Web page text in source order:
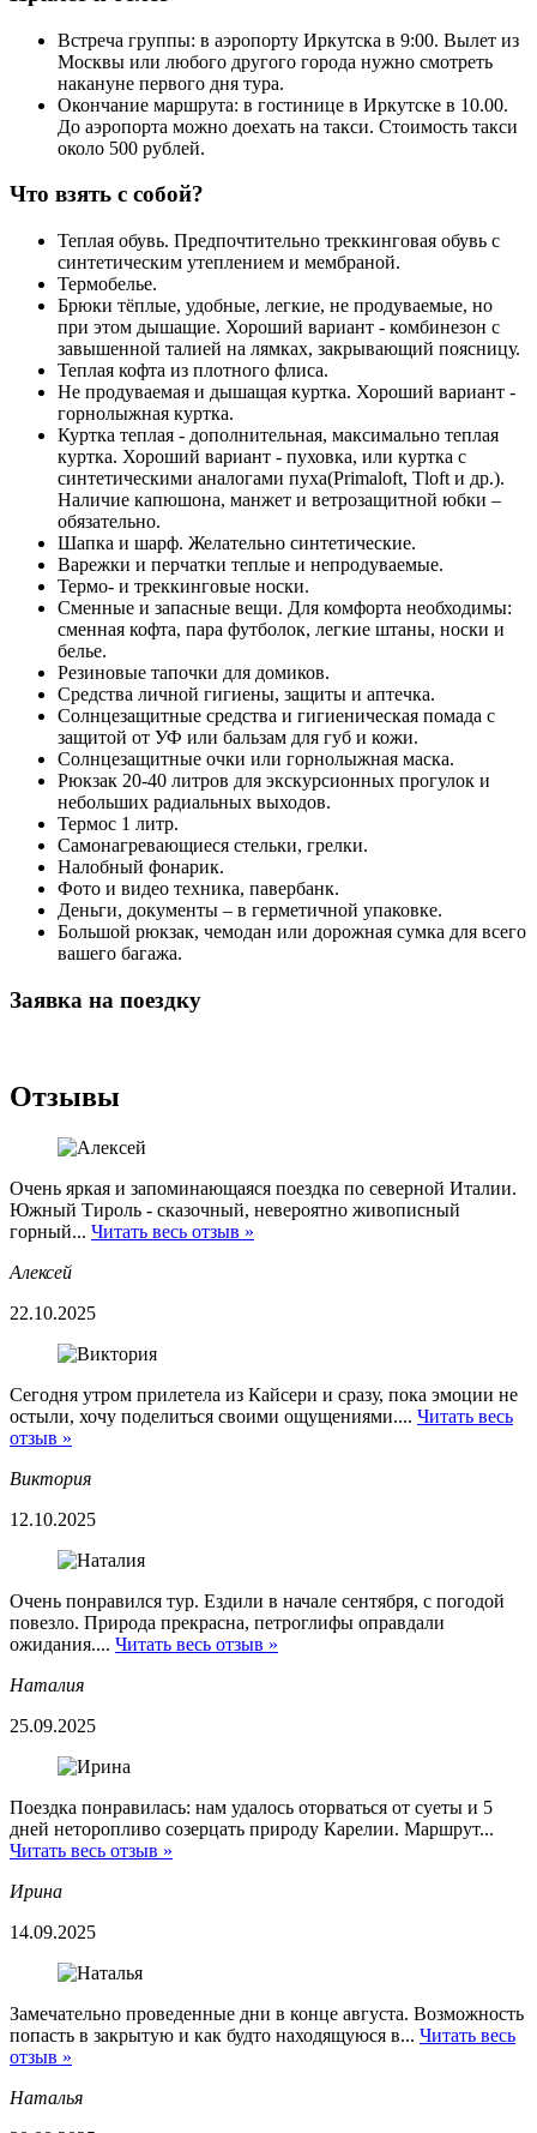
Встреча группы: в аэропорту Иркутска в 9:00. Вылет из
Москвы или любого другого города нужно смотреть
накануне первого дня тура.
Окончание маршрута: в гостинице в Иркутске в 10.00.
До аэропорта можно доехать на такси. Стоимость такси
около 500 рублей.
Что взять с собой?
Теплая обувь. Предпочтительно треккинговая обувь с
синтетическим утеплением и мембраной.
Термобелье.
Брюки тёплые, удобные, легкие, не продуваемые, но
при этом дышащие. Хороший вариант - комбинезон с
завышенной талией на лямках, закрывающий поясницу.
Теплая кофта из плотного флиса.
Не продуваемая и дышащая куртка. Хороший вариант -
горнолыжная куртка.
Куртка теплая - дополнительная, максимально теплая
куртка. Хороший вариант - пуховка, или куртка с
синтетическими аналогами пуха(Primaloft, Tloft и др.).
Наличие капюшона, манжет и ветрозащитной юбки –
обязательно.
Шапка и шарф. Желательно синтетические.
Варежки и перчатки теплые и непродуваемые.
Термо- и треккинговые носки.
Сменные и запасные вещи. Для комфорта необходимы:
сменная кофта, пара футболок, легкие штаны, носки и
белье.
Резиновые тапочки для домиков.
Средства личной гигиены, защиты и аптечка.
Солнцезащитные средства и гигиеническая помада с
защитой от УФ или бальзам для губ и кожи.
Солнцезащитные очки или горнолыжная маска.
Рюкзак 20-40 литров для экскурсионных прогулок и
небольших радиальных выходов.
Термос 1 литр.
Самонагревающиеся стельки, грелки.
Налобный фонарик.
Фото и видео техника, павербанк.
Деньги, документы – в герметичной упаковке.
Большой рюкзак, чемодан или дорожная сумка для всего
вашего багажа.
Заявка на поездку
Отзывы
Очень яркая и запоминающаяся поездка по северной Италии.
Южный Тироль - сказочный, невероятно живописный
горный... Читать весь отзыв »
Алексей
22.10.2025
Сегодня утром прилетела из Кайсери и сразу, пока эмоции не
остыли, хочу поделиться своими ощущениями.... Читать весь
отзыв »
Виктория
12.10.2025
Очень понравился тур. Ездили в начале сентября, с погодой
повезло. Природа прекрасна, петроглифы оправдали
ожидания.... Читать весь отзыв »
Наталия
25.09.2025
Поездка понравилась: нам удалось оторваться от суеты и 5
дней неторопливо созерцать природу Карелии. Маршрут...
Читать весь отзыв »
Ирина
14.09.2025
Замечательно проведенные дни в конце августа. Возможность
попасть в закрытую и как будто находящуюся в... Читать весь
отзыв »
Наталья